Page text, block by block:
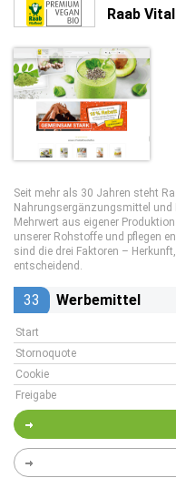
Raab
Seit mehr als 30 Jahren steht
Nahrungsergänzungsmittel
Mehrwert aus eigener
unserer Rohstoffe und pflegen
sind die drei Faktoren –
entscheidend.
33 Werbemittel
Start
Stornoquote
Cookie
Freigabe